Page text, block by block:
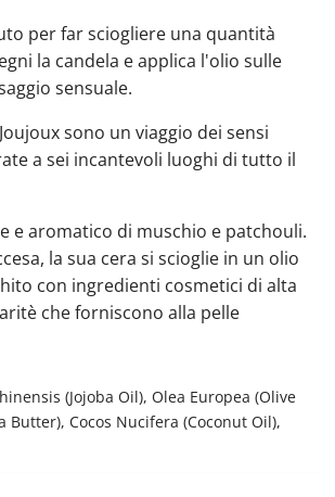
per far sciogliere una quantità
la candela e applica l'olio sulle
sensuale.
sono un viaggio dei sensi
a sei incantevoli luoghi di tutto il
e aromatico di muschio e patchouli.
la sua cera si scioglie in un olio
con ingredienti cosmetici di alta
che forniscono alla pelle
(Jojoba Oil), Olea Europea (Olive
Cocos Nucifera (Coconut Oil),